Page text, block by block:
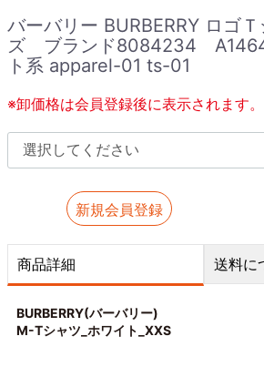
バーバリー BURBERRY ロゴ
ズ ブランド8084234
ト系 apparel-01 ts-01
※卸価格は会員登録後に表示されます。
新規会員登録
商品詳細 送料に
BURBERRY(バーバリー)
M-Tシャツ_ホワイト_XXS